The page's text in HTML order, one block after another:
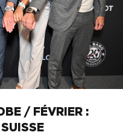
/ FÉVRIER :